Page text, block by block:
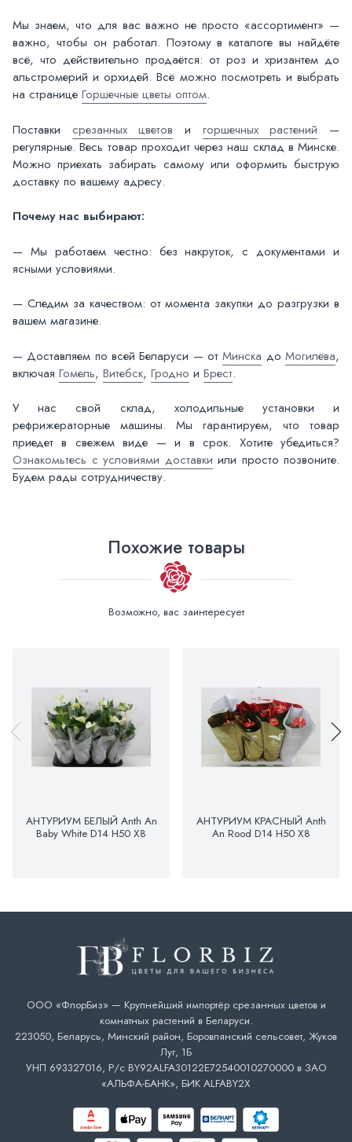
Мы знаем, что для вас важно не просто «ассортимент» —
важно, чтобы он работал. Поэтому в каталоге вы найдёте
всё, что действительно продаётся: от роз и хризантем до
альстромерий и орхидей. Всё можно посмотреть и выбрать
на странице Горшечные цветы оптом.
Поставки срезанных цветов и горшечных растений —
регулярные. Весь товар проходит через наш склад в Минске.
Можно приехать забирать самому или оформить быструю
доставку по вашему адресу.
Почему нас выбирают:
— Мы работаем честно: без накруток, с документами и
ясными условиями.
— Следим за качеством: от момента закупки до разгрузки в
вашем магазине.
— Доставляем по всей Беларуси — отМинска доМогилёва,
включая Гомель, Витебск, Гродно и Брест.
У нас свой склад, холодильные установки и
рефрижераторные машины. Мы гарантируем, что товар
приедет в свежем виде — и в срок. Хотите убедиться?
Ознакомьтесь с условиями доставки или просто позвоните.
Будем рады сотрудничеству.
Похожие товары
Возможно, вас заинтересует
АНТУРИУМ БЕЛЫЙ Anth An
Baby White D14 H50 X8
АНТУРИУМ КРАСНЫЙ Anth
An Rood D14 H50 X8
ООО «ФлорБиз» — Крупнейший импортёр срезанных цветов и
комнатных растений в Беларуси.
223050, Беларусь, Минский район, Боровлянский сельсовет, Жуков
Луг, 1Б
УНП 693327016, Р/с BY92ALFA30122E72540010270000 в ЗАО
«АЛЬФА-БАНК», БИК ALFABY2X